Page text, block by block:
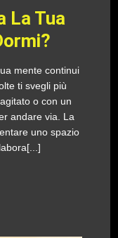
La Tua
mente continui
ti svegli più
o con un
andare via. La
uno spazio